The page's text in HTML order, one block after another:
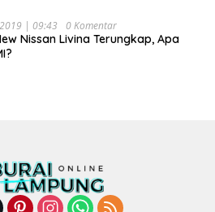
| 09:43 0 Komentar
Nissan Livina Terungkap, Apa